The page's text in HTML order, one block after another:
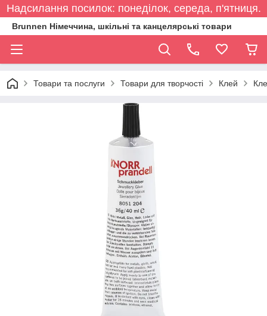
Надсилання посилок: понеділок, середа, п'ятниця.
Brunnen Німеччина, шкільні та канцелярські товари
Товари та послуги Товари для творчості Клей